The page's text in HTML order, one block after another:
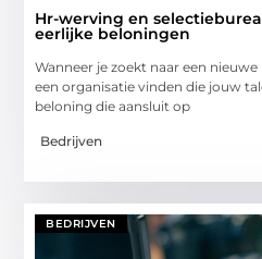
Hr-werving en
eerlijke beloningen
Wanneer je zoekt naar een
een organisatie vinden die jouw
beloning die aansluit op
Bedrijven
BEDRIJVEN